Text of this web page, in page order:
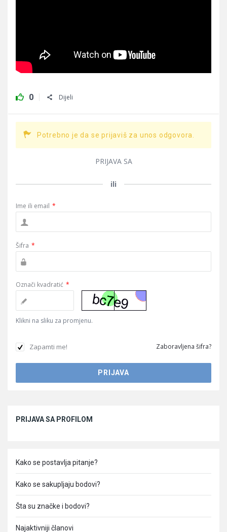
0 Dijeli
Potrebno je da se prijaviš za unos odgovora.
PRIJAVA SA
ili
Ime ili email *
Šifra *
Označi kvadratić *
Klikni na sliku za promjenu.
Zapamti me! Zaboravljena šifra?
PRIJAVA SA PROFILOM
Kako se postavlja pitanje?
Kako se sakupljaju bodovi?
Šta su značke i bodovi?
Najaktivniji članovi